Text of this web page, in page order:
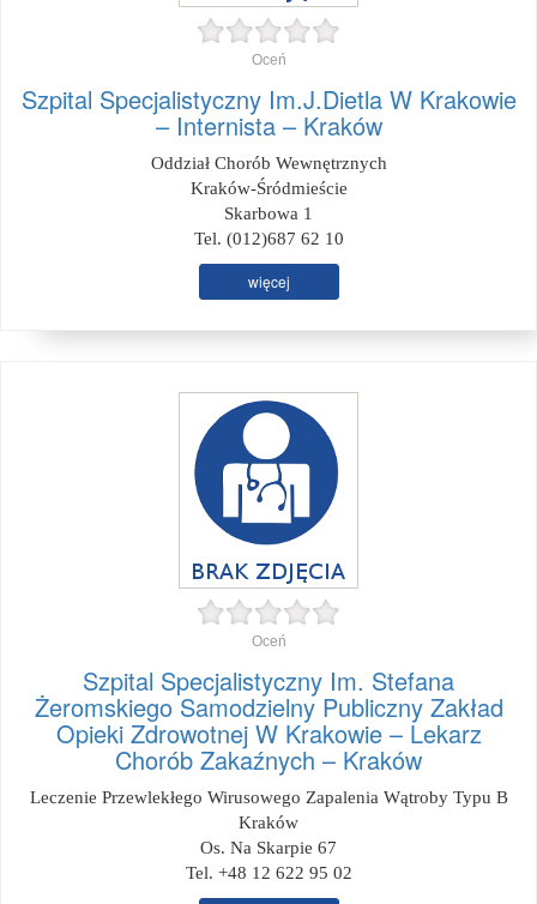
Oceń
Szpital Specjalistyczny Im.J.Dietla W Krakowie
– Internista – Kraków
Oddział Chorób Wewnętrznych
Kraków-Śródmieście
Skarbowa 1
Tel. (012)687 62 10
więcej
Oceń
Szpital Specjalistyczny Im. Stefana
Żeromskiego Samodzielny Publiczny Zakład
Opieki Zdrowotnej W Krakowie – Lekarz
Chorób Zakaźnych – Kraków
Leczenie Przewlekłego Wirusowego Zapalenia Wątroby Typu B
Kraków
Os. Na Skarpie 67
Tel. +48 12 622 95 02